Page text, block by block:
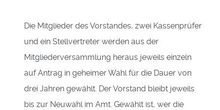
Die Mitglieder des Vorstandes, zwei Kassenprüfer
und ein Stellvertreter werden aus der
Mitgliederversammlung heraus jeweils einzeln
auf Antrag in geheimer Wahl für die Dauer von
drei Jahren gewählt. Der Vorstand bleibt jeweils
bis zur Neuwahl im Amt. Gewählt ist, wer die